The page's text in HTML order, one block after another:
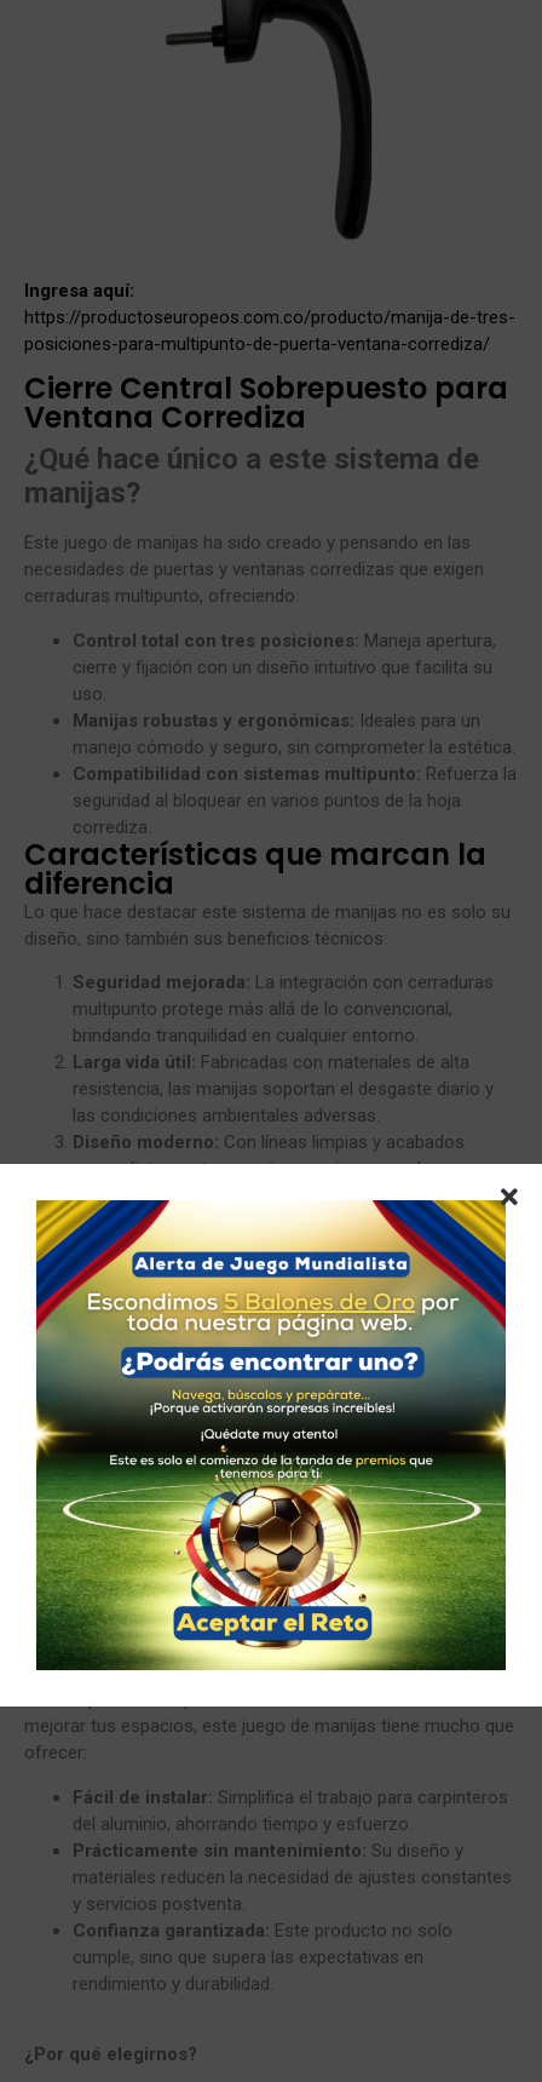
Ingresa aquí:
https://productoseuropeos.com.co/producto/manija-de-tres-
posiciones-para-multipunto-de-puerta-ventana-corrediza/
Cierre Central Sobrepuesto para
Ventana Corrediza
¿Qué hace único a este sistema de
manijas?
Este juego de manijas ha sido creado y pensando en las
necesidades de puertas y ventanas corredizas que exigen
cerraduras multipunto, ofreciendo:
Control total con tres posiciones: Maneja apertura,
cierre y fijación con un diseño intuitivo que facilita su
uso.
Manijas robustas y ergonómicas: Ideales para un
manejo cómodo y seguro, sin comprometer la estética.
Compatibilidad con sistemas multipunto: Refuerza la
seguridad al bloquear en varios puntos de la hoja
corrediza.
Características que marcan la
diferencia
Lo que hace destacar este sistema de manijas no es solo su
diseño, sino también sus beneficios técnicos:
Seguridad mejorada: La integración con cerraduras
multipunto protege más allá de lo convencional,
brindando tranquilidad en cualquier entorno.
Larga vida útil: Fabricadas con materiales de alta
resistencia, las manijas soportan el desgaste diario y
las condiciones ambientales adversas.
Diseño moderno: Con líneas limpias y acabados
minimalistas, estas manijas encajan en cualquier
proyecto arquitectónico.
Versatilidad asegurada:
Compatibles con diferentes
sistemas de ventanas corredizas, adaptándose
fácilmente a diferentes configuraciones.
¿Dónde usar este juego de
manijas?
Este producto es perfecto para:
Hogares:
Aporta seguridad y un diseño elegante que se
integra en cualquier ambiente residencial.
Espacios comerciales:Funciona de maravilla en
oficinas, locales y áreas que buscan combinar estilo y
funcionalidad en áreas de alto tráfico.y estilo.
Proyectos arquitectónicos modernos:Diseñado para
cumplir con los estándares de eficiencia energética y
estética contemporánea.
Beneficios que marcan la
diferencia
mejorar tus espacios, este juego de manijas tiene mucho que
ofrecer:
Fácil de instalar: Simplifica el trabajo para carpinteros
del aluminio, ahorrando tiempo y esfuerzo.
Prácticamente sin mantenimiento: Su diseño y
materiales reducen la necesidad de ajustes constantes
y servicios postventa.
Confianza garantizada: Este producto no solo
cumple, sino que supera las expectativas en
rendimiento y durabilidad.
¿Por qué elegirnos?